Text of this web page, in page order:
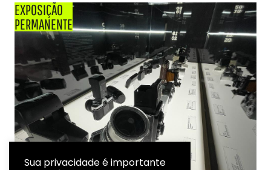
EXPOSIÇÃO
PERMANENTE
Sua privacidade é importante